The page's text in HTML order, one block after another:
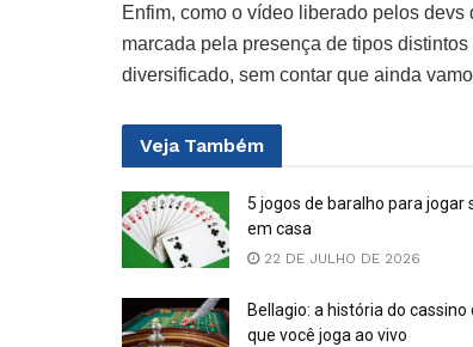
Enfim, como o vídeo liberado pelos
marcada pela presença de tipos
diversificado, sem contar que ainda
Veja Também
5 jogos de baralho para jogar
em casa
22 DE JULHO DE 2026
Bellagio: a história do cassino
que você joga ao vivo